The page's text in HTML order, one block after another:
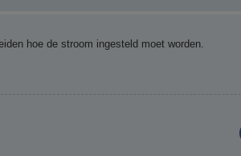
hoe de stroom ingesteld moet worden.